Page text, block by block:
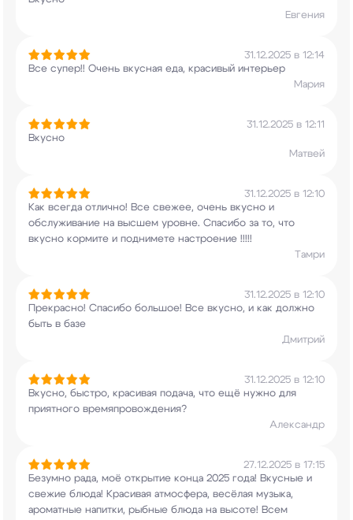
Евгения
31.12.2025 в 12:14
Все супер!! Очень вкусная еда, красивый интерьер
Мария
31.12.2025 в 12:11
Вкусно
Матвей
31.12.2025 в 12:10
Как всегда отлично! Все свежее, очень вкусно и
обслуживание на высшем уровне. Спасибо за то, что
вкусно кормите и поднимете настроение !!!!!
Тамри
31.12.2025 в 12:10
Прекрасно! Спасибо большое! Все вкусно, и как должно
быть в базе
Дмитрий
31.12.2025 в 12:10
Вкусно, быстро, красивая подача, что ещё нужно для
приятного времяпровождения?
Александр
27.12.2025 в 17:15
Безумно рада, моё открытие конца 2025 года! Вкусные и
свежие блюда! Красивая атмосфера, весёлая музыка,
ароматные напитки, рыбные блюда на высоте! Всем